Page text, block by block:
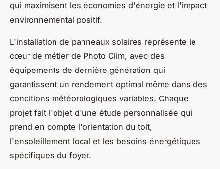
qui maximisent les économies d'énergie et l'impact
environnemental positif.
L'installation de panneaux solaires représente le
cœur de métier de Photo Clim, avec des
équipements de dernière génération qui
garantissent un rendement optimal même dans des
conditions météorologiques variables. Chaque
projet fait l'objet d'une étude personnalisée qui
prend en compte l'orientation du toit,
l'ensoleillement local et les besoins énergétiques
spécifiques du foyer.